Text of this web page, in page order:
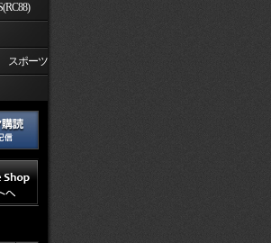
スポーツ